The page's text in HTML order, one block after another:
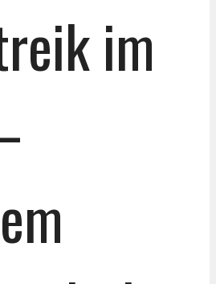
im